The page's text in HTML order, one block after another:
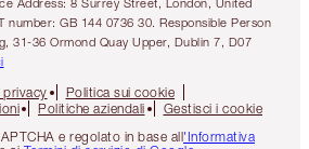
Address: 8 Surrey Street, London, United
number: GB 144 0736 30. Responsible Person
31-36 Ormond Quay Upper, Dublin 7, D07
privacy
Politica sui cookie
Politiche aziendali
Gestisci i cookie
e regolato in base all'Informativa